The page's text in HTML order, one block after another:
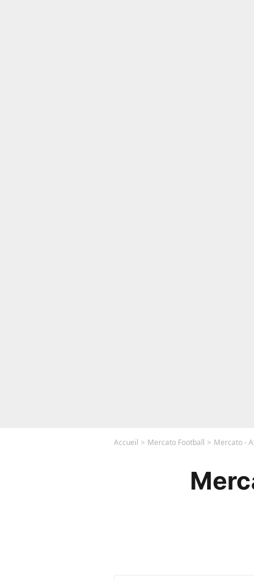
Accueil Mercato Football Mercato -